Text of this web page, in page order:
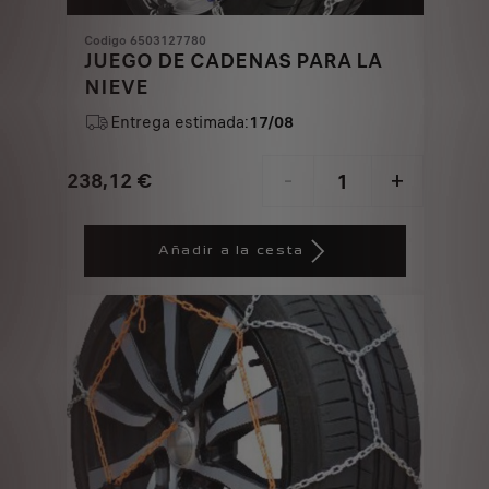
Codigo 6503127780
JUEGO DE CADENAS PARA LA
NIEVE
Entrega estimada:17/08
238,12 €
Price
- +
Quantity
Añadir a la cesta